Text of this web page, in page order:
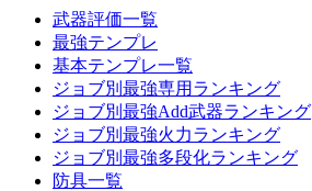
武器評価一覧
最強テンプレ
基本テンプレ一覧
ジョブ別最強専用ランキング
ジョブ別最強Add武器ランキング
ジョブ別最強火力ランキング
ジョブ別最強多段化ランキング
防具一覧